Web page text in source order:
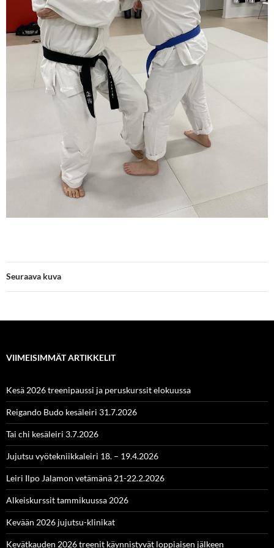
Seuraava kuva
VIIMEISIMMÄT ARTIKKELIT
Kesä 2026 treenipaussi ja peruskurssit elokuussa
Reigando Budo kesäleiri 31.7.2026
Tai chi kesäleiri 3.7.2026
Jujutsu vyötekniikkaleiri 18. – 19.4.2026
Leiri Ilpo Jalamon vetämänä 21-22.2.2026
Alkeiskurssit tammikuussa 2026
Kevään 2026 jujutsu-klinikat
Kevätkauden 2026 treenit käynnistyvät loppiaisen jälkeen